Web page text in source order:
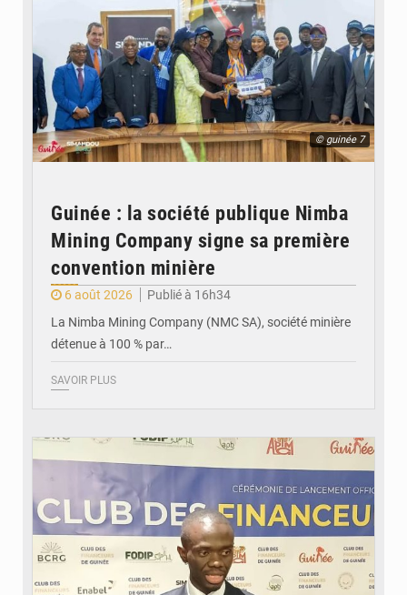
© guinée 7
Guinée : la société publique Nimba
Mining Company signe sa première
convention minière
6 août 2026
Publié à 16h34
La Nimba Mining Company (NMC SA), société minière
détenue à 100 % par…
SAVOIR PLUS